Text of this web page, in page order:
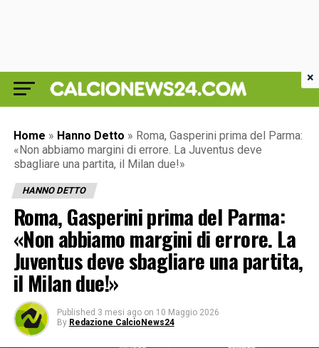
Home » Hanno Detto » Roma, Gasperini prima del Parma:
«Non abbiamo margini di errore. La Juventus deve
sbagliare una partita, il Milan due!»
HANNO DETTO
Roma, Gasperini prima del Parma:
«Non abbiamo margini di errore. La
Juventus deve sbagliare una partita,
il Milan due!»
Published 3 mesi ago on 10 Maggio 2026
By Redazione CalcioNews24
×